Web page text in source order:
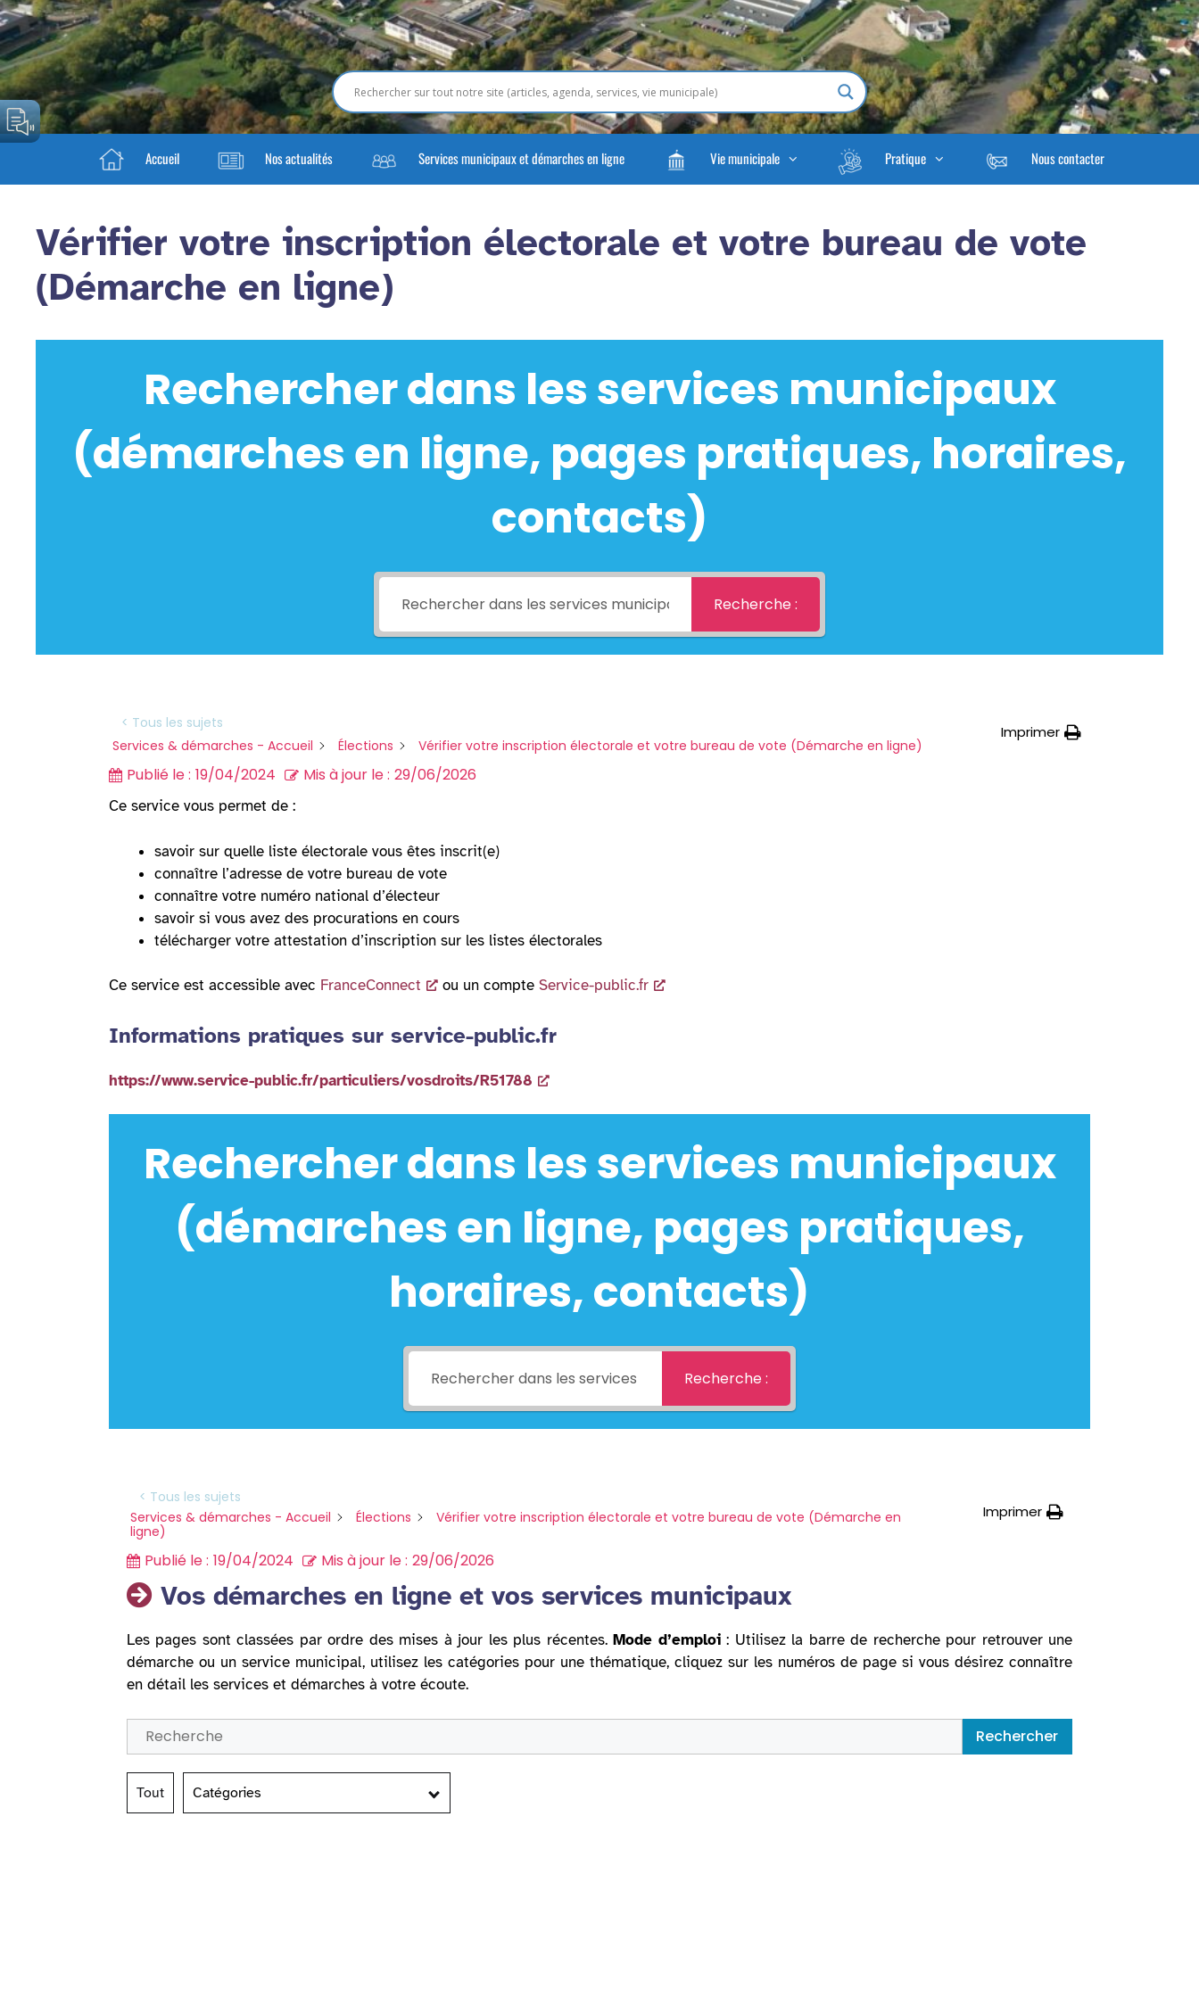
Accueil Nos actualités Services municipaux et démarches en ligne Vie municipale Pratique Nous contacter
Vérifier votre inscription électorale et votre bureau de vote
(Démarche en ligne)
Rechercher dans les services municipaux
(démarches en ligne, pages pratiques, horaires,
contacts)
Recherche :
< Tous les sujets
Services & démarches - Accueil
Élections Vérifier votre inscription électorale et votre bureau de vote (Démarche en ligne)
Imprimer
Publié le : 19/04/2024 Mis à jour le : 29/06/2026
Ce service vous permet de :
savoir sur quelle liste électorale vous êtes inscrit(e)
connaître l’adresse de votre bureau de vote
connaître votre numéro national d’électeur
savoir si vous avez des procurations en cours
télécharger votre attestation d’inscription sur les listes électorales
Ce service est accessible avec FranceConnect ou un compte Service-public.fr
Informations pratiques sur service-public.fr
https://www.service-public.fr/particuliers/vosdroits/R51788
Rechercher dans les services municipaux
(démarches en ligne, pages pratiques,
horaires, contacts)
Recherche :
< Tous les sujets
Services & démarches - Accueil
Élections
Vérifier votre inscription électorale et votre bureau de vote (Démarche en
ligne)
Imprimer
Publié le : 19/04/2024 Mis à jour le : 29/06/2026
Vos démarches en ligne et vos services municipaux
Les pages sont classées par ordre des mises à jour les plus récentes.Mode d’emploi: Utilisez la barre de recherche pour retrouver une
démarche ou un service municipal, utilisez les catégories pour une thématique, cliquez sur les numéros de page si vous désirez connaître
en détail les services et démarches à votre écoute.
Rechercher
Tout Catégories